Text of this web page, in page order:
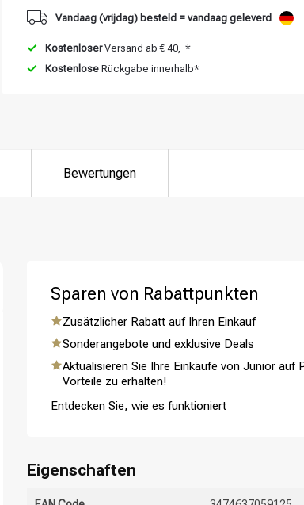
Vandaag (vrijdag) besteld = vandaag geleverd
KostenloserVersand ab € 40,-*
Kostenlose Rückgabe innerhalb*
Bewertungen
Sparen von Rabattpunkten
Zusätzlicher Rabatt auf Ihren Einkauf
Sonderangebote und exklusive Deals
Aktualisieren Sie Ihre Einkäufe von Junior auf
Vorteile zu erhalten!
Entdecken Sie, wie es funktioniert
Eigenschaften